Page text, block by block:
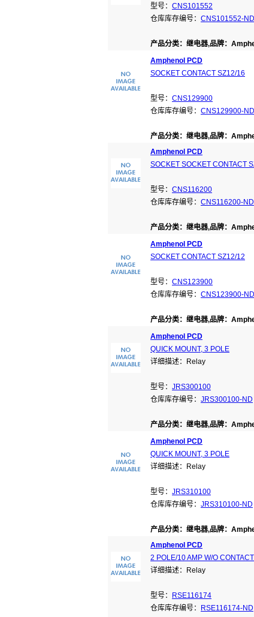
型号： CNS101552
仓库库存编号： CNS101552-ND
产品分类：继电器,品牌：
Amphenol PCD
SOCKET CONTACT SZ12/16
型号： CNS129900
仓库库存编号： CNS129900-ND
产品分类：继电器,品牌：
Amphenol PCD
SOCKET SOCKET CONTACT
型号： CNS116200
仓库库存编号： CNS116200-ND
产品分类：继电器,品牌：
Amphenol PCD
SOCKET CONTACT SZ12/12
型号： CNS123900
仓库库存编号： CNS123900-ND
产品分类：继电器,品牌：
Amphenol PCD
QUICK MOUNT, 3 POLE
详细描述：Relay
型号： JRS300100
仓库库存编号： JRS300100-ND
产品分类：继电器,品牌：
Amphenol PCD
QUICK MOUNT, 3 POLE
详细描述：Relay
型号： JRS310100
仓库库存编号： JRS310100-ND
产品分类：继电器,品牌：
Amphenol PCD
2 POLE/10 AMP W/O
详细描述：Relay
型号：
RSE116174
仓库库存编号：
RSE116174-ND